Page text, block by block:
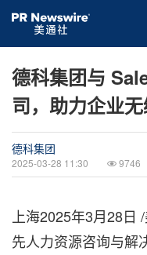
德科集团与
司，助力企业
德科集团
2025-03-28 11:30 9746
上海2025年3月28日
先人力资源咨询与解